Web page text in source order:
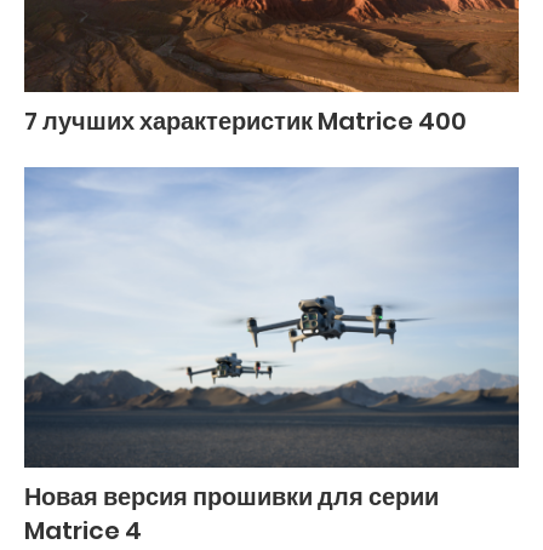
7 лучших характеристик Matrice 400
Новая версия прошивки для серии
Matrice 4